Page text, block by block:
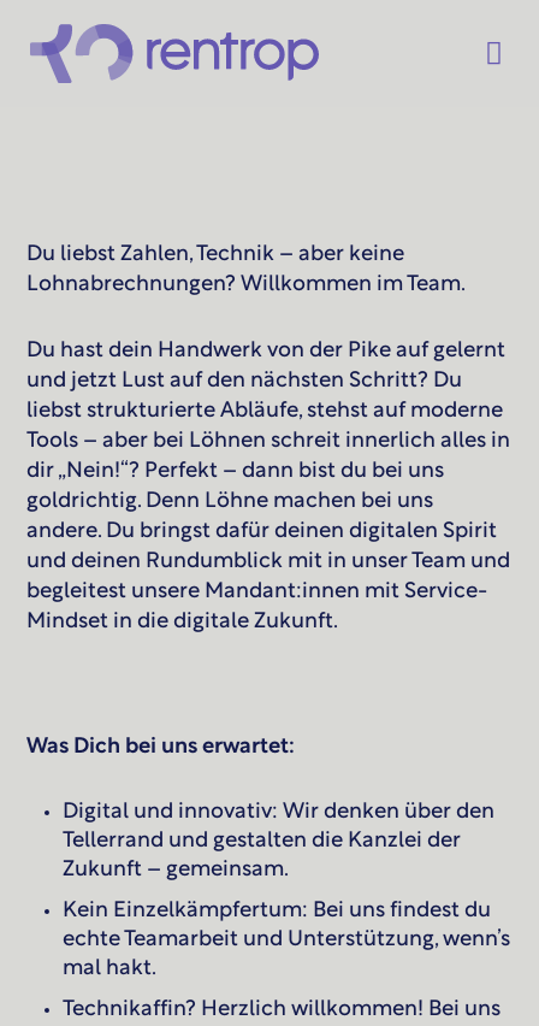
Du liebst Zahlen, Technik – aber keine
Lohnabrechnungen? Willkommen im Team.
Du hast dein Handwerk von der Pike auf gelernt
und jetzt Lust auf den nächsten Schritt? Du
liebst strukturierte Abläufe, stehst auf moderne
Tools – aber bei Löhnen schreit innerlich alles in
dir „Nein!“? Perfekt – dann bist du bei uns
goldrichtig. Denn Löhne machen bei uns
andere. Du bringst dafür deinen digitalen Spirit
und deinen Rundumblick mit in unser Team und
begleitest unsere Mandant:innen mit Service-
Mindset in die digitale Zukunft.
Was Dich bei uns erwartet:
Digital und innovativ: Wir denken über den
Tellerrand und gestalten die Kanzlei der
Zukunft – gemeinsam.
Kein Einzelkämpfertum: Bei uns findest du
echte Teamarbeit und Unterstützung, wenn’s
mal hakt.
Technikaffin? Herzlich willkommen! Bei uns